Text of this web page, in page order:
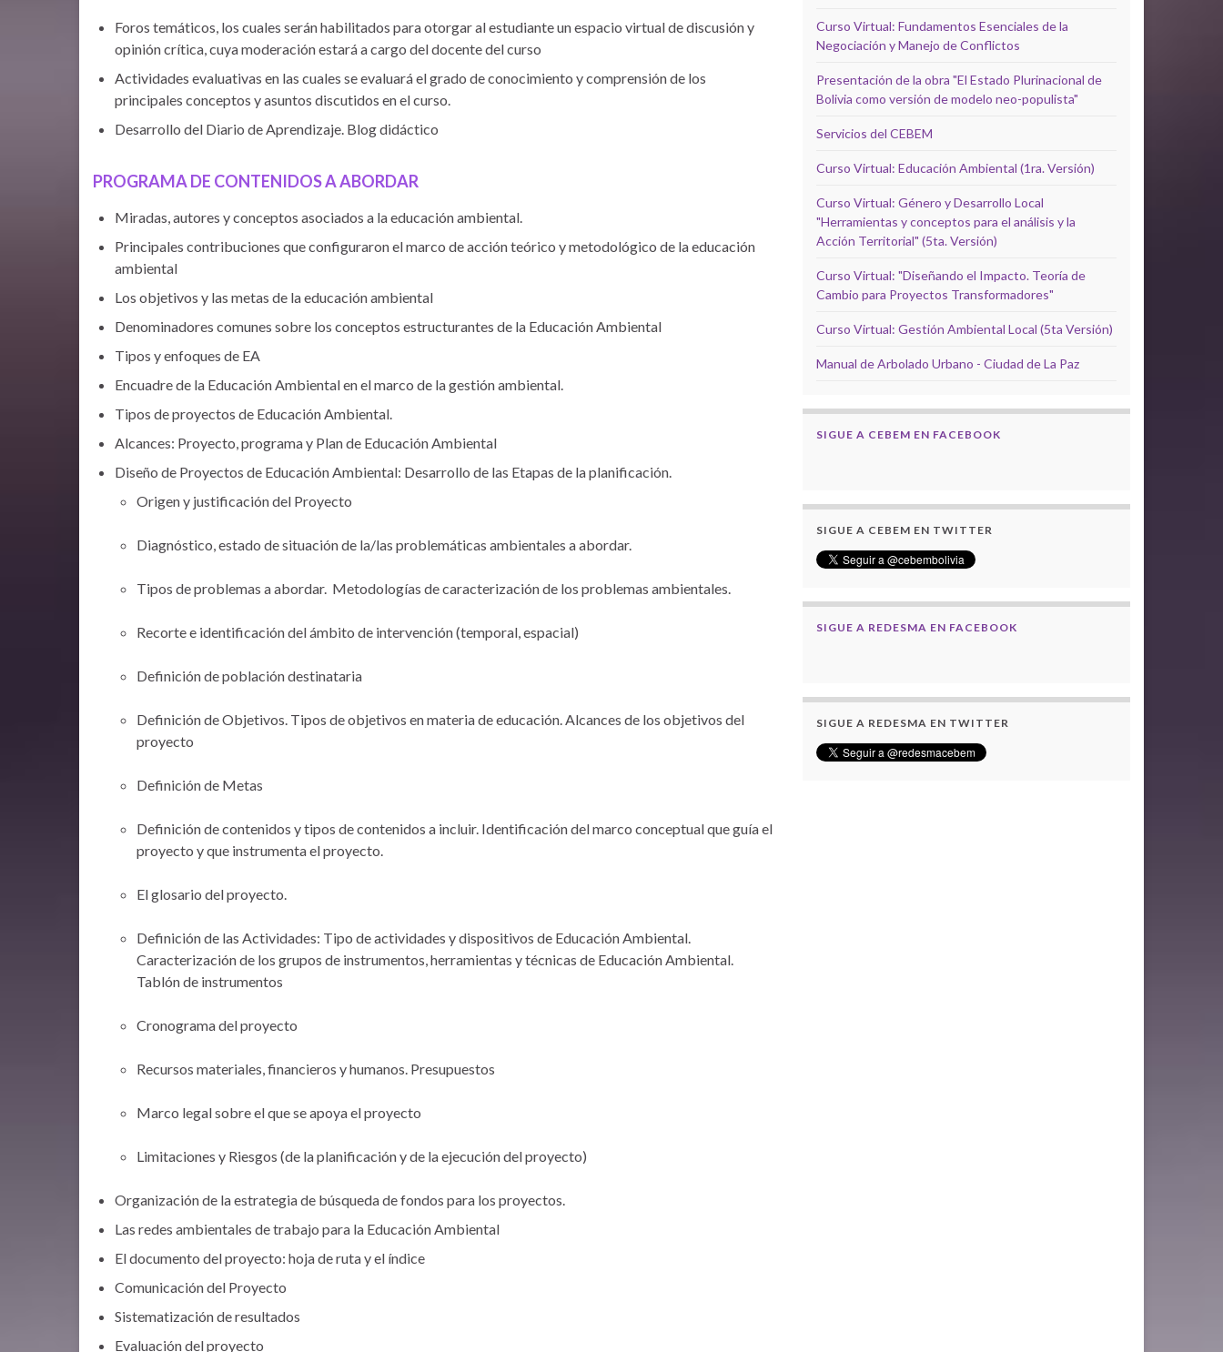
Foros temáticos, los cuales serán habilitados para otorgar al estudiante un espacio virtual de discusión y
opinión crítica, cuya moderación estará a cargo del docente del curso
Actividades evaluativas en las cuales se evaluará el grado de conocimiento y comprensión de los
principales conceptos y asuntos discutidos en el curso.
Desarrollo del Diario de Aprendizaje. Blog didáctico
PROGRAMA DE CONTENIDOS A ABORDAR
Miradas, autores y conceptos asociados a la educación ambiental.
Principales contribuciones que configuraron el marco de acción teórico y metodológico de la educación
ambiental
Los objetivos y las metas de la educación ambiental
Denominadores comunes sobre los conceptos estructurantes de la Educación Ambiental
Tipos y enfoques de EA
Encuadre de la Educación Ambiental en el marco de la gestión ambiental.
Tipos de proyectos de Educación Ambiental.
Alcances: Proyecto, programa y Plan de Educación Ambiental
Diseño de Proyectos de Educación Ambiental: Desarrollo de las Etapas de la planificación.
Origen y justificación del Proyecto
Diagnóstico, estado de situación de la/las problemáticas ambientales a abordar.
Tipos de problemas a abordar. Metodologías de caracterización de los problemas ambientales.
Recorte e identificación del ámbito de intervención (temporal, espacial)
Definición de población destinataria
Definición de Objetivos. Tipos de objetivos en materia de educación. Alcances de los objetivos del
proyecto
Definición de Metas
Definición de contenidos y tipos de contenidos a incluir. Identificación del marco conceptual que guía el
proyecto y que instrumenta el proyecto.
El glosario del proyecto.
Definición de las Actividades: Tipo de actividades y dispositivos de Educación Ambiental.
Caracterización de los grupos de instrumentos, herramientas y técnicas de Educación Ambiental.
Tablón de instrumentos
Cronograma del proyecto
Recursos materiales, financieros y humanos. Presupuestos
Marco legal sobre el que se apoya el proyecto
Limitaciones y Riesgos (de la planificación y de la ejecución del proyecto)
Organización de la estrategia de búsqueda de fondos para los proyectos.
Las redes ambientales de trabajo para la Educación Ambiental
El documento del proyecto: hoja de ruta y el índice
Comunicación del Proyecto
Sistematización de resultados
Evaluación del proyecto
Curso Virtual: Fundamentos Esenciales de la
Negociación y Manejo de Conflictos
Presentación de la obra "El Estado Plurinacional de
Bolivia como versión de modelo neo-populista"
Servicios del CEBEM
Curso Virtual: Educación Ambiental (1ra. Versión)
Curso Virtual: Género y Desarrollo Local
"Herramientas y conceptos para el análisis y la
Acción Territorial" (5ta. Versión)
Curso Virtual: "Diseñando el Impacto. Teoría de
Cambio para Proyectos Transformadores"
Curso Virtual: Gestión Ambiental Local (5ta Versión)
Manual de Arbolado Urbano - Ciudad de La Paz
SIGUE A CEBEM EN FACEBOOK
SIGUE A CEBEM EN TWITTER
SIGUE A REDESMA EN FACEBOOK
SIGUE A REDESMA EN TWITTER